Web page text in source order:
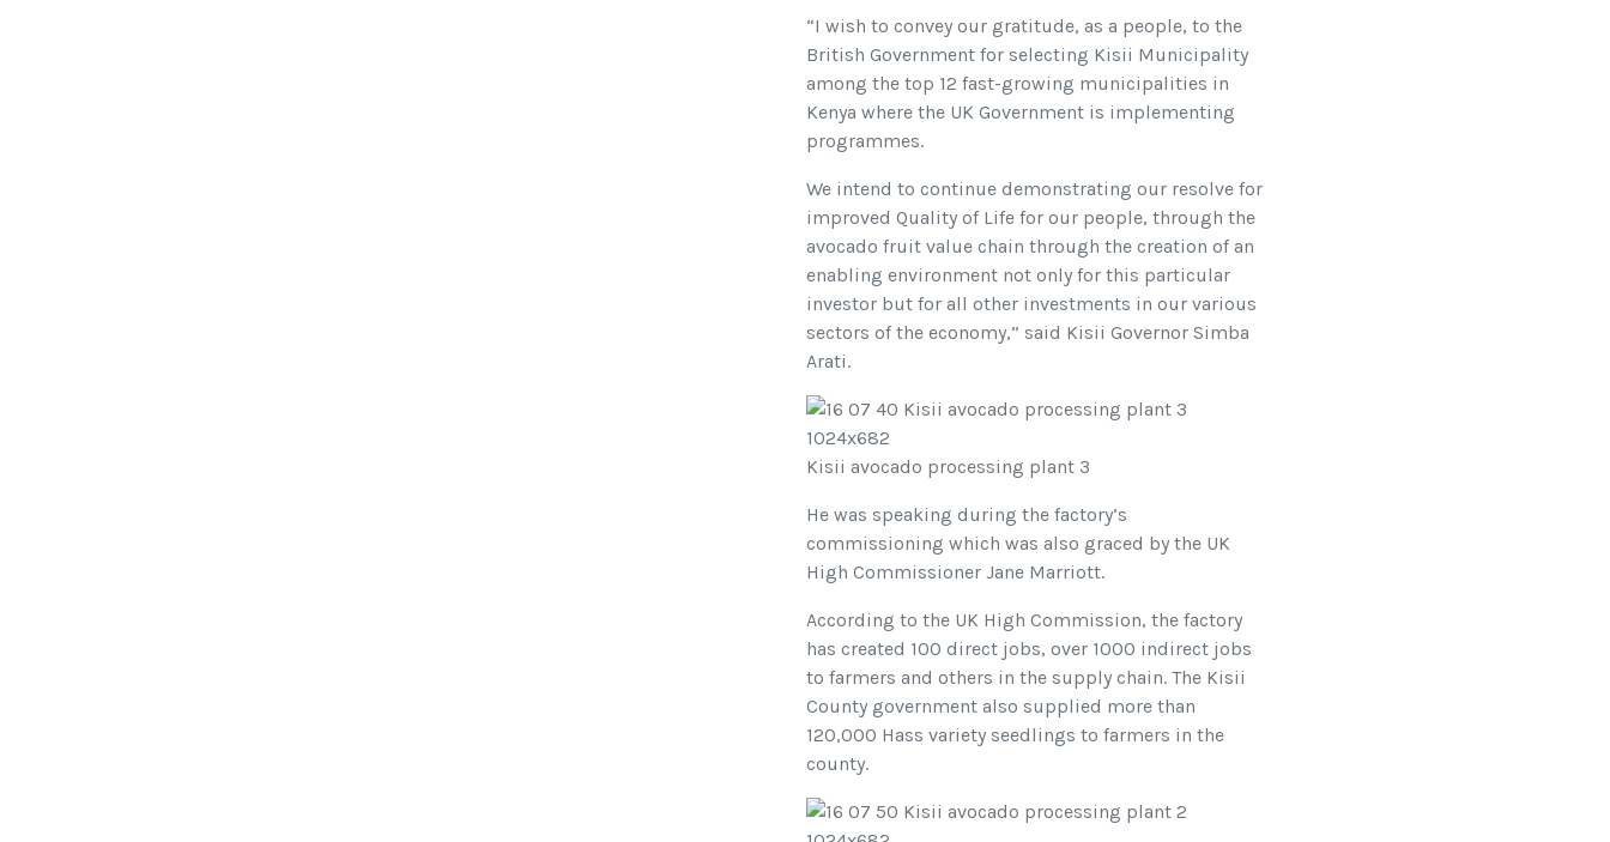
“I wish to convey our gratitude, as a people, to the
British Government for selecting Kisii Municipality
among the top 12 fast-growing municipalities in
Kenya where the UK Government is implementing
programmes.
We intend to continue demonstrating our resolve for
improved Quality of Life for our people, through the
avocado fruit value chain through the creation of an
enabling environment not only for this particular
investor but for all other investments in our various
sectors of the economy,” said Kisii Governor Simba
Arati.
Kisii avocado processing plant 3
He was speaking during the factory’s
commissioning which was also graced by the UK
High Commissioner Jane Marriott.
According to the UK High Commission, the factory
has created 100 direct jobs, over 1000 indirect jobs
to farmers and others in the supply chain. The Kisii
County government also supplied more than
120,000 Hass variety seedlings to farmers in the
county.